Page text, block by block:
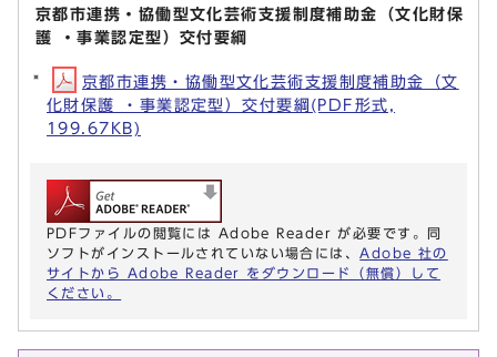
京都市連携・協働型文化芸術支援制度補助金（文化財保
護 ・事業認定型）交付要綱
京都市連携・協働型文化芸術支援制度補助金（文
化財保護 ・事業認定型）交付要綱(PDF形式,
199.67KB)
PDFファイルの閲覧には Adobe Reader が必要です。同
ソフトがインストールされていない場合には、 Adobe 社の
サイトから Adobe Reader をダウンロード（無償）して
ください。